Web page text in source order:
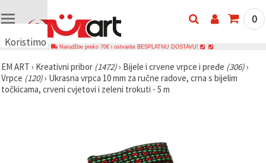
Koristimo
🍪
Koristimo
kolačiće i
0
Narudžbe preko 70€ i ostvarite BESPLATNU DOSTAVU!
EM ART › Kreativni pribor (1472)› Bijele i crvene vrpce i pređe (306)›
Vrpce (120)› Ukrasna vrpca 10 mm za ručne radove, crna s bijelim
točkicama, crveni cvjetovi i zeleni trokuti - 5 m